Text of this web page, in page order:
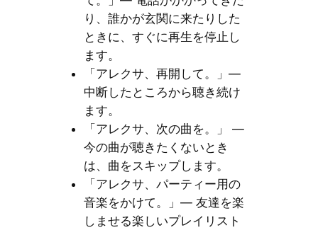
り、誰かが玄関に来たりした
ときに、すぐに再生を停止し
ます。
「アレクサ、再開して。」—
中断したところから聴き続け
ます。
「アレクサ、次の曲を。」 —
今の曲が聴きたくないとき
は、曲をスキップします。
「アレクサ、パーティー用の
音楽をかけて。」— 友達を楽
しませる楽しいプレイリスト